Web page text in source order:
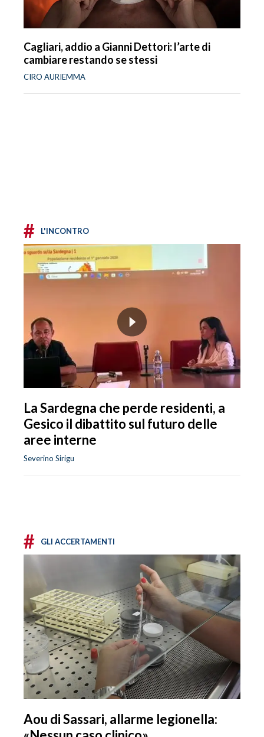
Cagliari, addio a Gianni Dettori: l’arte di
cambiare restando se stessi
CIRO AURIEMMA
# L'INCONTRO
La Sardegna che perde residenti, a
Gesico il dibattito sul futuro delle
aree interne
Severino Sirigu
# GLI ACCERTAMENTI
Aou di Sassari, allarme legionella: